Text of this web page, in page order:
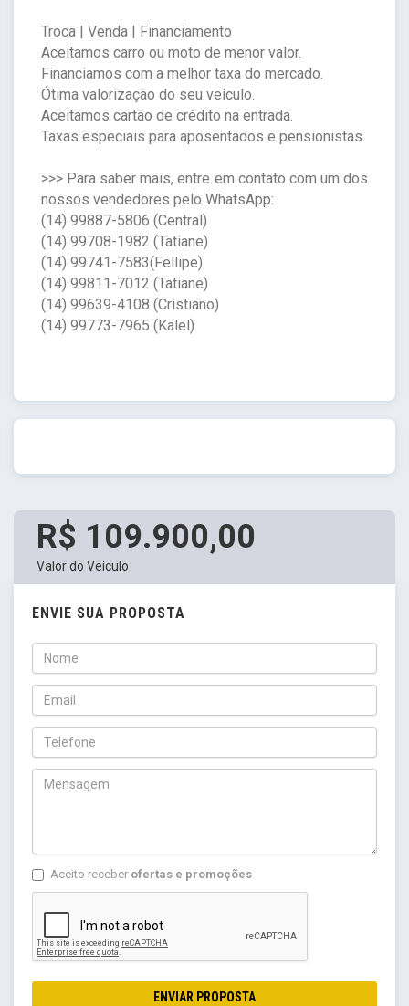
Troca | Venda | Financiamento
Aceitamos carro ou moto de menor valor.
Financiamos com a melhor taxa do mercado.
Ótima valorização do seu veículo.
Aceitamos cartão de crédito na entrada.
Taxas especiais para aposentados e pensionistas.
>>> Para saber mais, entre em contato com um dos
nossos vendedores pelo WhatsApp:
(14) 99887-5806 (Central)
(14) 99708-1982 (Tatiane)
(14) 99741-7583(Fellipe)
(14) 99811-7012 (Tatiane)
(14) 99639-4108 (Cristiano)
(14) 99773-7965 (Kalel)
R$ 109.900,00
Valor do Veículo
ENVIE SUA PROPOSTA
Aceito receber ofertas e promoções
ENVIAR PROPOSTA